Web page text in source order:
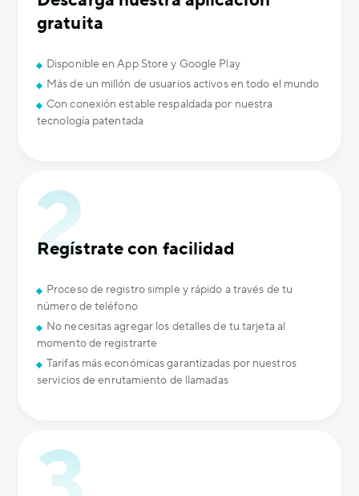
gratuita
Disponible en App Store y Google Play
Más de un millón de usuarios activos en todo el mundo
Con conexión estable respaldada por nuestra
tecnología patentada
Regístrate con facilidad
Proceso de registro simple y rápido a través de tu
número de teléfono
No necesitas agregar los detalles de tu tarjeta al
momento de registrarte
Tarifas más económicas garantizadas por nuestros
servicios de enrutamiento de llamadas